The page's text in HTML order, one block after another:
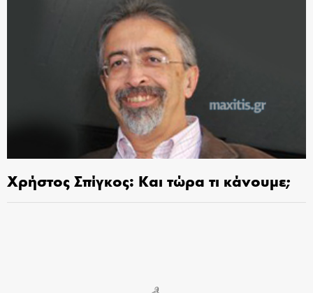
Χρήστος Σπίγκος: Και τώρα τι κάνουμε;